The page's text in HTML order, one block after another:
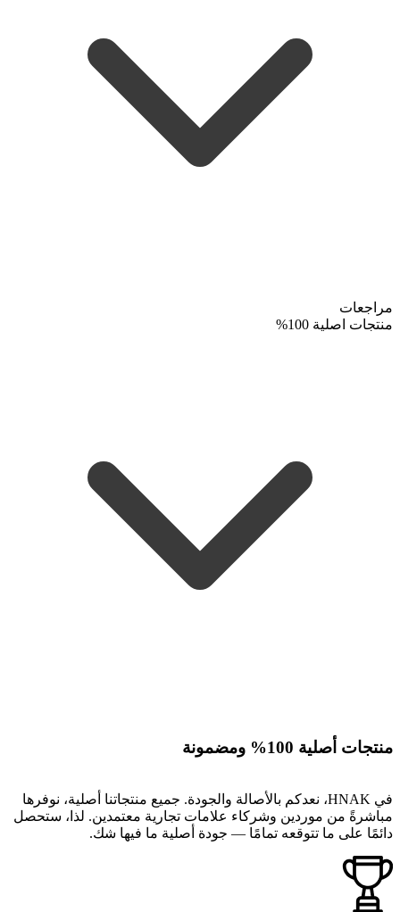
مراجعات
منتجات اصلية 100%
منتجات أصلية 100% ومضمونة
في HNAK، نعدكم بالأصالة والجودة. جميع منتجاتنا أصلية، نوفرها
مباشرةً من موردين وشركاء علامات تجارية معتمدين. لذا، ستحصل
دائمًا على ما تتوقعه تمامًا — جودة أصلية ما فيها شك.